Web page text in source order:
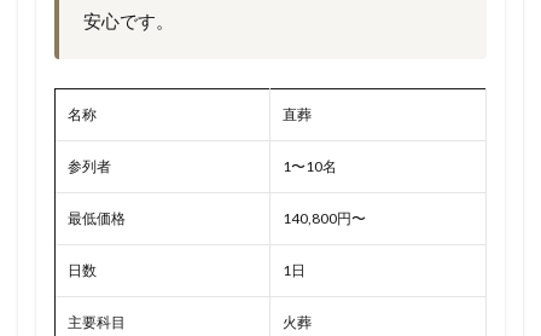
安心です。
名称 直葬
参列者 1〜10名
最低価格 140,800円〜
日数 1日
主要科目 火葬